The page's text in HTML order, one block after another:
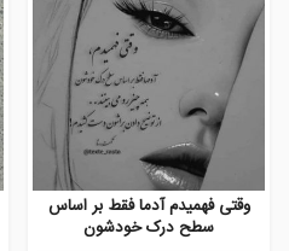
وقتی فهمیدم آدما فقط بر اساس
سطح درک خودشون